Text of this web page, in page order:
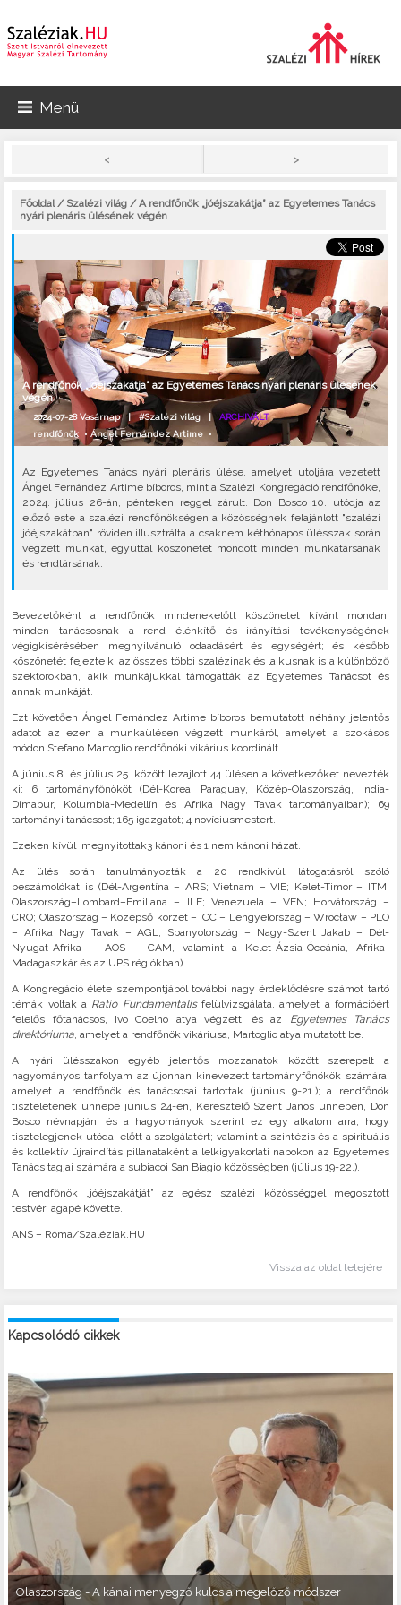
Menü
< >
Főoldal/ Szalézi világ / A rendfőnök „jóéjszakátja” az Egyetemes Tanács
nyári plenáris ülésének végén
A rendfőnök „jóéjszakátja” az Egyetemes Tanács nyári plenáris ülésének
végén
2024-07-28 Vasárnap |#Szalézi világ |ARCHIVÁLT
rendfőnök •Ángel Fernández Artime •
Az Egyetemes Tanács nyári plenáris ülése, amelyet utoljára vezetett
Ángel Fernández Artime bíboros, mint a Szalézi Kongregáció rendfőnöke,
2024. július 26-án, pénteken reggel zárult. Don Bosco 10. utódja az
előző este a szalézi rendfőnökségen a közösségnek felajánlott "szalézi
jóéjszakátban" röviden illusztrálta a csaknem kéthónapos ülésszak során
végzett munkát, egyúttal köszönetet mondott minden munkatársának
és rendtársának.
Bevezetőként a rendfőnök mindenekelőtt köszönetet kívánt mondani
minden tanácsosnak a rend élénkítő és irányítási tevékenységének
végigkísérésében megnyilvánuló odaadásért és egységért; és később
köszönetét fejezte ki az összes többi szalézinak és laikusnak is a különböző
szektorokban, akik munkájukkal támogatták az Egyetemes Tanácsot és
annak munkáját.
Ezt követően Ángel Fernández Artime bíboros bemutatott néhány jelentős
adatot az ezen a munkaülésen végzett munkáról, amelyet a szokásos
módon Stefano Martoglio rendfőnöki vikárius koordinált.
A június 8. és július 25. között lezajlott 44 ülésen a következőket nevezték
ki: 6 tartományfőnököt (Dél-Korea, Paraguay, Közép-Olaszország, India-
Dimapur, Kolumbia-Medellín és Afrika Nagy Tavak tartományaiban); 69
tartományi tanácsost; 165 igazgatót; 4 novíciusmestert.
Ezeken kívül megnyitottak3 kánoni és 1 nem kánoni házat.
Az ülés során tanulmányozták a 20 rendkívüli látogatásról szóló
beszámolókat is (Dél-Argentína – ARS; Vietnam – VIE; Kelet-Timor – ITM;
Olaszország–Lombard–Emiliana – ILE; Venezuela – VEN; Horvátország –
CRO; Olaszország – Középső körzet – ICC – Lengyelország – Wrocław – PLO
– Afrika Nagy Tavak – AGL; Spanyolország – Nagy-Szent Jakab – Dél-
Nyugat-Afrika – AOS – CAM, valamint a Kelet-Ázsia-Óceánia, Afrika-
Madagaszkár és az UPS régiókban).
A Kongregáció élete szempontjából további nagy érdeklődésre számot tartó
témák voltak a Ratio Fundamentalisfelülvizsgálata, amelyet a formációért
felelős főtanácsos, Ivo Coelho atya végzett; és az Egyetemes Tanács
direktóriuma, amelyet a rendfőnök vikáriusa, Martoglio atya mutatott be.
A nyári ülésszakon egyéb jelentős mozzanatok között szerepelt a
hagyományos tanfolyam az újonnan kinevezett tartományfőnökök számára,
amelyet a rendfőnök és tanácsosai tartottak (június 9-21.); a rendfőnök
tiszteletének ünnepe június 24-én, Keresztelő Szent János ünnepén, Don
Bosco névnapján, és a hagyományok szerint ez egy alkalom arra, hogy
tisztelegjenek utódai előtt a szolgálatért; valamint a szintézis és a spirituális
és kollektív újraindítás pillanataként a lelkigyakorlati napokon az Egyetemes
Tanács tagjai számára a subiacoi San Biagio közösségben (július 19-22.).
A rendfőnök „jóéjszakátját” az egész szalézi közösséggel megosztott
testvéri agapé követte.
ANS – Róma/Szaléziak.HU
Vissza az oldal tetejére
Kapcsolódó cikkek
Olaszország - A kánai menyegző kulcs a megelőző módszer